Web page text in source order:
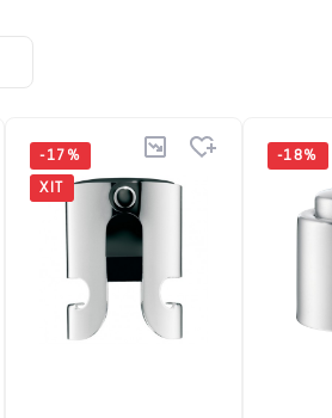
-17 %
ХІТ
-18%